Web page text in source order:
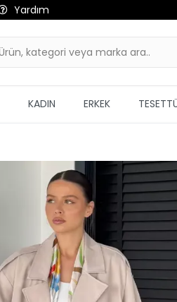
Yardım
KADIN ERKEK